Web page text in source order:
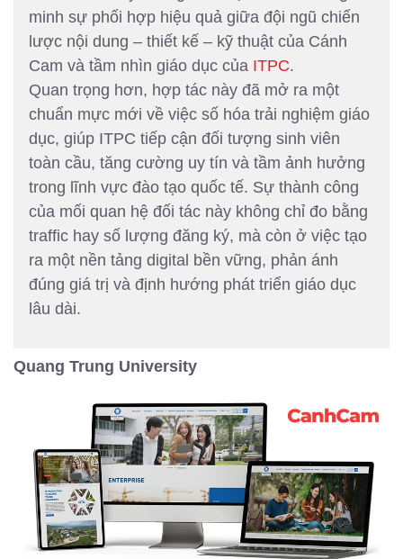
minh sự phối hợp hiệu quả giữa đội ngũ chiến
lược nội dung – thiết kế – kỹ thuật của Cánh
Cam và tầm nhìn giáo dục của ITPC.
Quan trọng hơn, hợp tác này đã mở ra một
chuẩn mực mới về việc số hóa trải nghiệm giáo
dục, giúp ITPC tiếp cận đối tượng sinh viên
toàn cầu, tăng cường uy tín và tầm ảnh hưởng
trong lĩnh vực đào tạo quốc tế. Sự thành công
của mối quan hệ đối tác này không chỉ đo bằng
traffic hay số lượng đăng ký, mà còn ở việc tạo
ra một nền tảng digital bền vững, phản ánh
đúng giá trị và định hướng phát triển giáo dục
lâu dài.
Quang Trung University